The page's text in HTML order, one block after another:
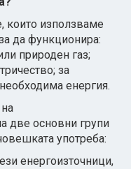
които използваме
да функционира:
природен газ;
за
енергия.
две основни групи
употреба:
енергоизточници,